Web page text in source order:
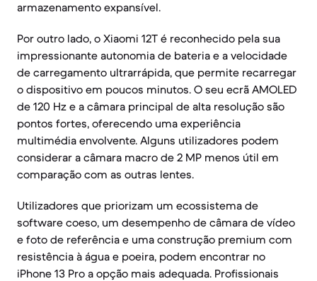
armazenamento expansível.
Por outro lado, o Xiaomi 12T é reconhecido pela sua
impressionante autonomia de bateria e a velocidade
de carregamento ultrarrápida, que permite recarregar
o dispositivo em poucos minutos. O seu ecrã AMOLED
de 120 Hz e a câmara principal de alta resolução são
pontos fortes, oferecendo uma experiência
multimédia envolvente. Alguns utilizadores podem
considerar a câmara macro de 2 MP menos útil em
comparação com as outras lentes.
Utilizadores que priorizam um ecossistema de
software coeso, um desempenho de câmara de vídeo
e foto de referência e uma construção premium com
resistência à água e poeira, podem encontrar no
iPhone 13 Pro a opção mais adequada. Profissionais